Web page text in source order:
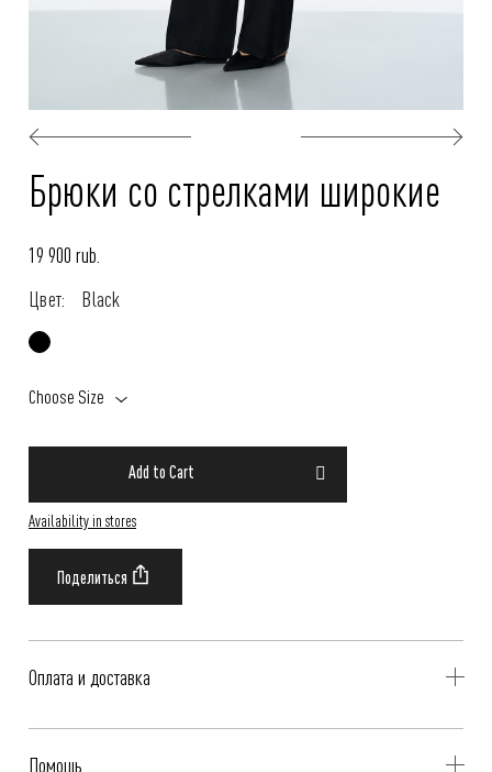
Брюки со стрелками широкие
19 900 rub.
Цвет:
Black
Choose Size
Add to Cart
Availability in stores
Оплата и доставка
Помощь